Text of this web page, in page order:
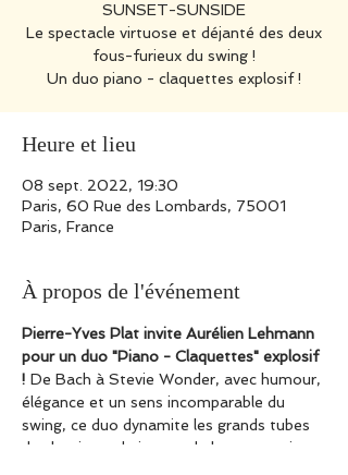
SUNSET-SUNSIDE
Le spectacle virtuose et déjanté des deux
fous-furieux du swing !
Heure et lieu
08 sept. 2022, 19:30
Paris, 60 Rue des Lombards, 75001
Paris, France
À propos de l'événement
Pierre-Yves Plat invite Aurélien Lehmann
pour un duo "Piano - Claquettes" explosif
! De Bach à Stevie Wonder, avec humour,
élégance et un sens incomparable du
swing, ce duo dynamite les grands tubes
du classique, du jazz et de la pop au piano